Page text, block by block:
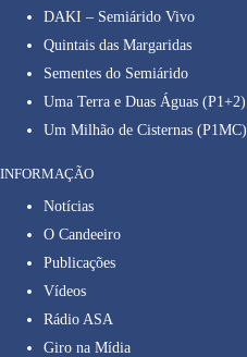
DAKI – Semiárido Vivo
Quintais das Margaridas
Sementes do Semiárido
Uma Terra e Duas Águas (P1+2)
Um Milhão de Cisternas (P1MC)
INFORMAÇÃO
Notícias
O Candeeiro
Publicações
Vídeos
Rádio ASA
Giro na Mídia